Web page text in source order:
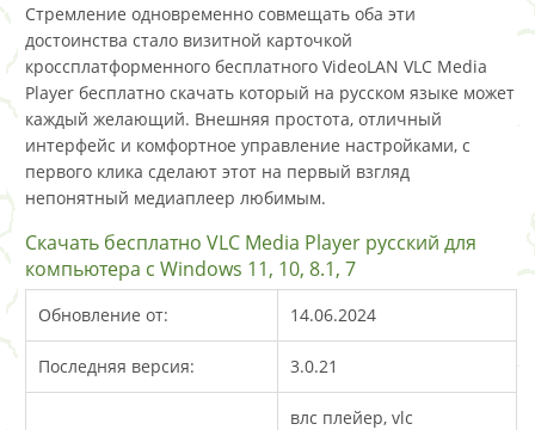
Стремление одновременно совмещать оба эти
достоинства стало визитной карточкой
кроссплатформенного бесплатного VideoLAN VLC Media
Player бесплатно скачать который на русском языке может
каждый желающий. Внешняя простота, отличный
интерфейс и комфортное управление настройками, с
первого клика сделают этот на первый взгляд
непонятный медиаплеер любимым.
Скачать бесплатно VLC Media Player русский для
компьютера с Windows 11, 10, 8.1, 7
Обновление от: 14.06.2024
Последняя версия: 3.0.21
влс плейер, vlc